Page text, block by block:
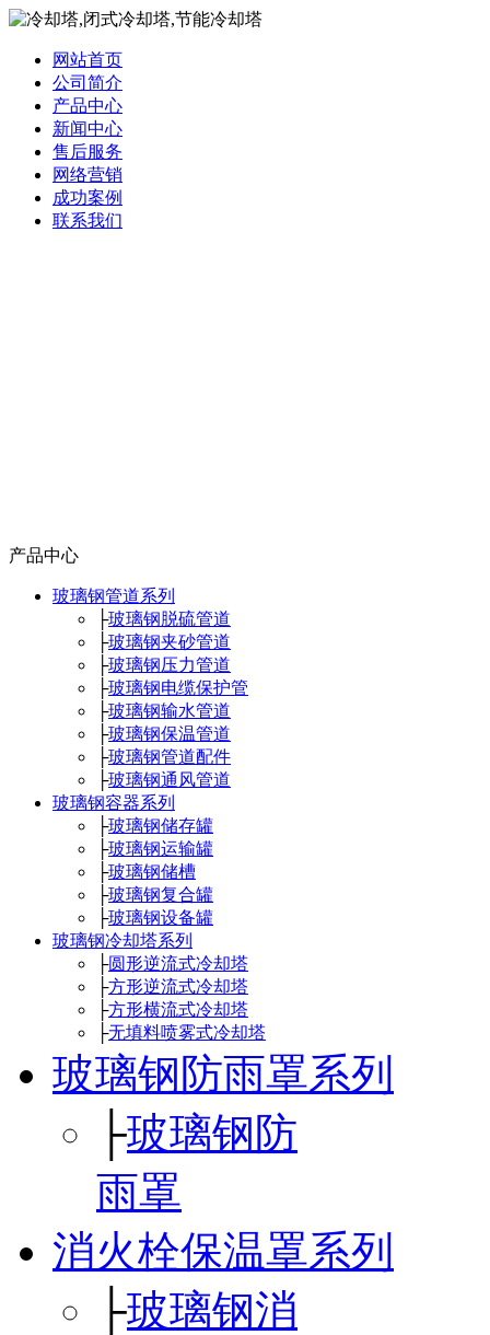
网站首页
公司简介
产品中心
新闻中心
售后服务
网络营销
成功案例
联系我们
产品中心
玻璃钢管道系列
├玻璃钢脱硫管道
├玻璃钢夹砂管道
├玻璃钢压力管道
├玻璃钢电缆保护管
├玻璃钢输水管道
├玻璃钢保温管道
├玻璃钢管道配件
├玻璃钢通风管道
玻璃钢容器系列
├玻璃钢储存罐
├玻璃钢运输罐
├玻璃钢储槽
├玻璃钢复合罐
├玻璃钢设备罐
玻璃钢冷却塔系列
├圆形逆流式冷却塔
├方形逆流式冷却塔
├方形横流式冷却塔
├无填料喷雾式冷却塔
玻璃钢防雨罩系列
├玻璃钢防
雨罩
消火栓保温罩系列
├玻璃钢消